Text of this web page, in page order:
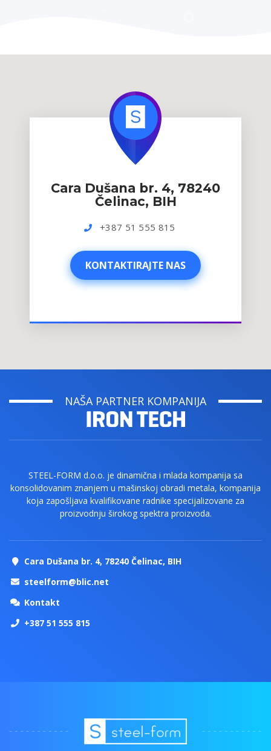
Cara Dušana br. 4, 78240
Čelinac, BIH
+387 51 555 815
KONTAKTIRAJTE NAS
KONTAKTIRAJTE NAS
NAŠA PARTNER KOMPANIJA
STEEL-FORM d.o.o. je dinamična i mlada kompanija sa
konsolidovanim znanjem u mašinskoj obradi metala, kompanija
koja zapošljava kvalifikovane radnike specijalizovane za
proizvodnju širokog spektra proizvoda.
Cara Dušana br. 4, 78240 Čelinac, BIH
steelform@blic.net
Kontakt
+387 51 555 815